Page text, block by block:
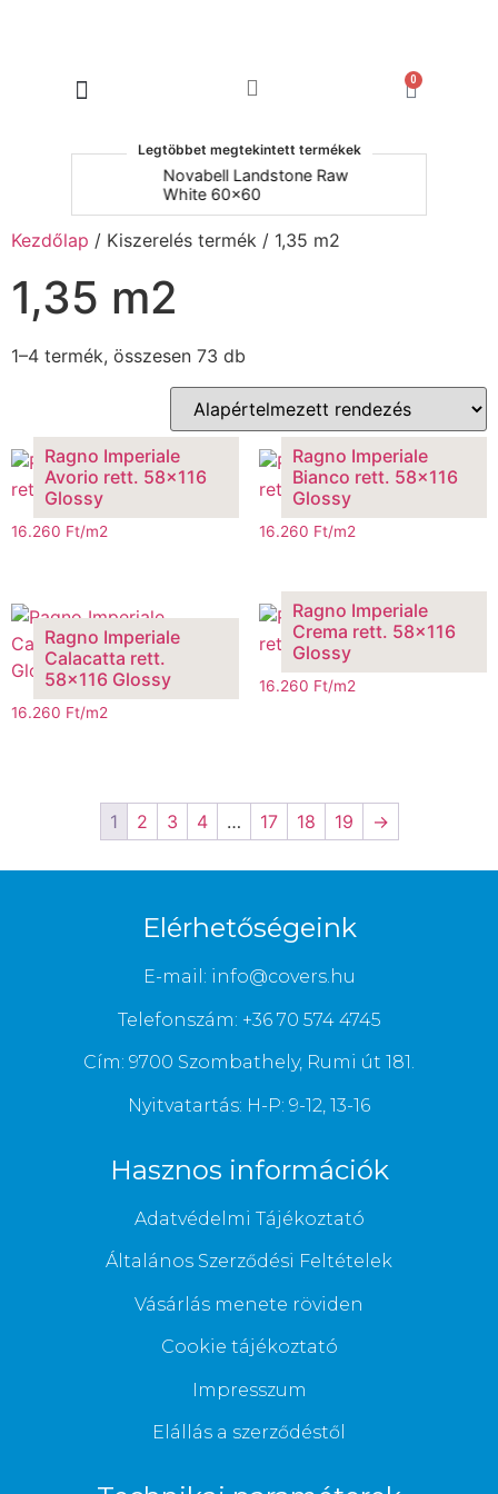
0
Legtöbbet megtekintett termékek
Novabell Landstone Raw
White 60x60
Kezdőlap / Kiszerelés termék / 1,35 m2
1,35 m2
1–4 termék, összesen 73 db
Ragno Imperiale
Avorio rett. 58×116
Glossy
16.260 Ft/m2
Ragno Imperiale
Bianco rett. 58×116
Glossy
16.260 Ft/m2
Ragno Imperiale
Calacatta rett.
58×116 Glossy
16.260 Ft/m2
Ragno Imperiale
Crema rett. 58×116
Glossy
16.260 Ft/m2
1 2 3 4 … 17 18 19 →
Elérhetőségeink
E-mail: info@covers.hu
Telefonszám: +36 70 574 4745
Cím: 9700 Szombathely, Rumi út 181.
Nyitvatartás: H-P: 9-12, 13-16
Hasznos információk
Adatvédelmi Tájékoztató
Általános Szerződési Feltételek
Vásárlás menete röviden
Cookie tájékoztató
Impresszum
Elállás a szerződéstől